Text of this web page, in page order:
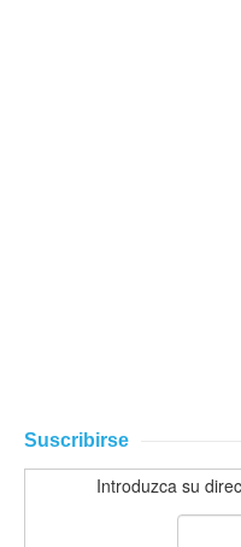
Suscribirse
Introduzca su